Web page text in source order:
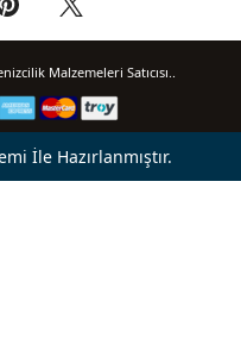
Malzemeleri Satıcısı..
İle Hazırlanmıştır.